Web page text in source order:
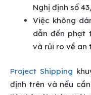
Nghị định số
Việc không
dẫn đến phạt
và rủi ro về an
Project Shipping
định trên và nếu